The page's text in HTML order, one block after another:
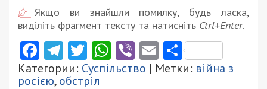
Якщо ви знайшли помилку, будь ласка,
виділіть фрагмент тексту та натисніть Ctrl+Enter.
Facebook
Telegram
Twitter
WhatsApp
ViberEmail
Категории: Суспільство | Метки: війна з
росією,обстріл